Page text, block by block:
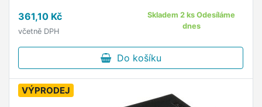
361,10 Kč
včetně DPH
Skladem 2 ks Odesíláme
dnes
Do košíku
VÝPRODEJ